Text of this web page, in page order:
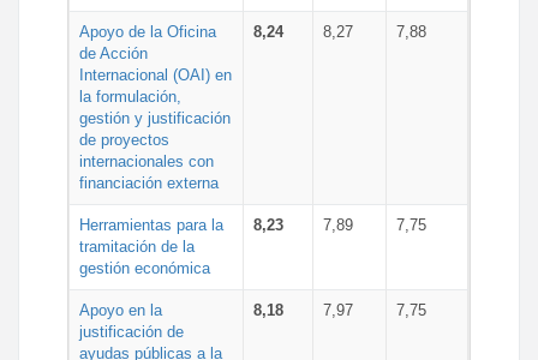
Apoyo de la Oficina
de Acción
Internacional (OAI) en
la formulación,
gestión y justificación
de proyectos
internacionales con
financiación externa
8,24 8,27 7,88
Herramientas para la
tramitación de la
gestión económica
8,23 7,89 7,75
Apoyo en la
justificación de
ayudas públicas a la
8,18 7,97 7,75